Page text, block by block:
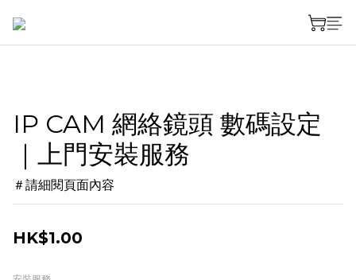
IP CAM 網絡鏡頭 數碼設定
｜上門安裝服務
＃請細閱頁面內容
HK$1.00